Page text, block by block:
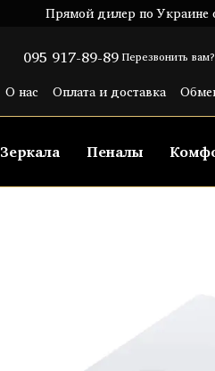
Прямой дилер по Украине
095 917-89-89 Перезвонить вам?
О нас
Оплата и доставка
Зеркала Пеналы